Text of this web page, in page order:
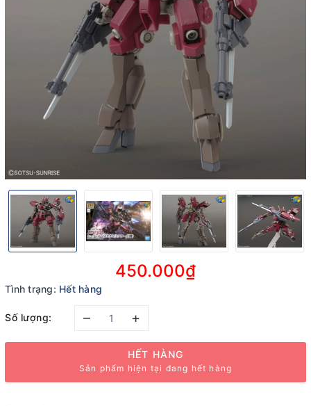
450.000₫
Tình trạng: Hết hàng
Số lượng: – +
HẾT HÀNG
Sản phẩm hiện tại đang hết hàng